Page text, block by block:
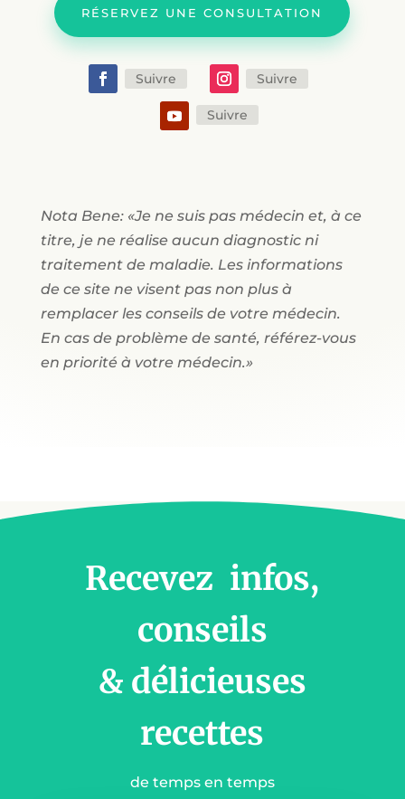
RÉSERVEZ UNE CONSULTATION
Suivre Suivre
Suivre
Nota Bene: «Je ne suis pas médecin et, à ce
titre, je ne réalise aucun diagnostic ni
traitement de maladie. Les informations
de ce site ne visent pas non plus à
remplacer les conseils de votre médecin.
En cas de problème de santé, référez-vous
en priorité à votre médecin.»
Recevez infos,
conseils
& délicieuses
recettes
de temps en temps